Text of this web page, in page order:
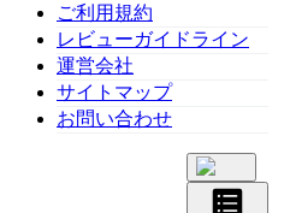
ご利用規約
レビューガイドライン
運営会社
サイトマップ
お問い合わせ